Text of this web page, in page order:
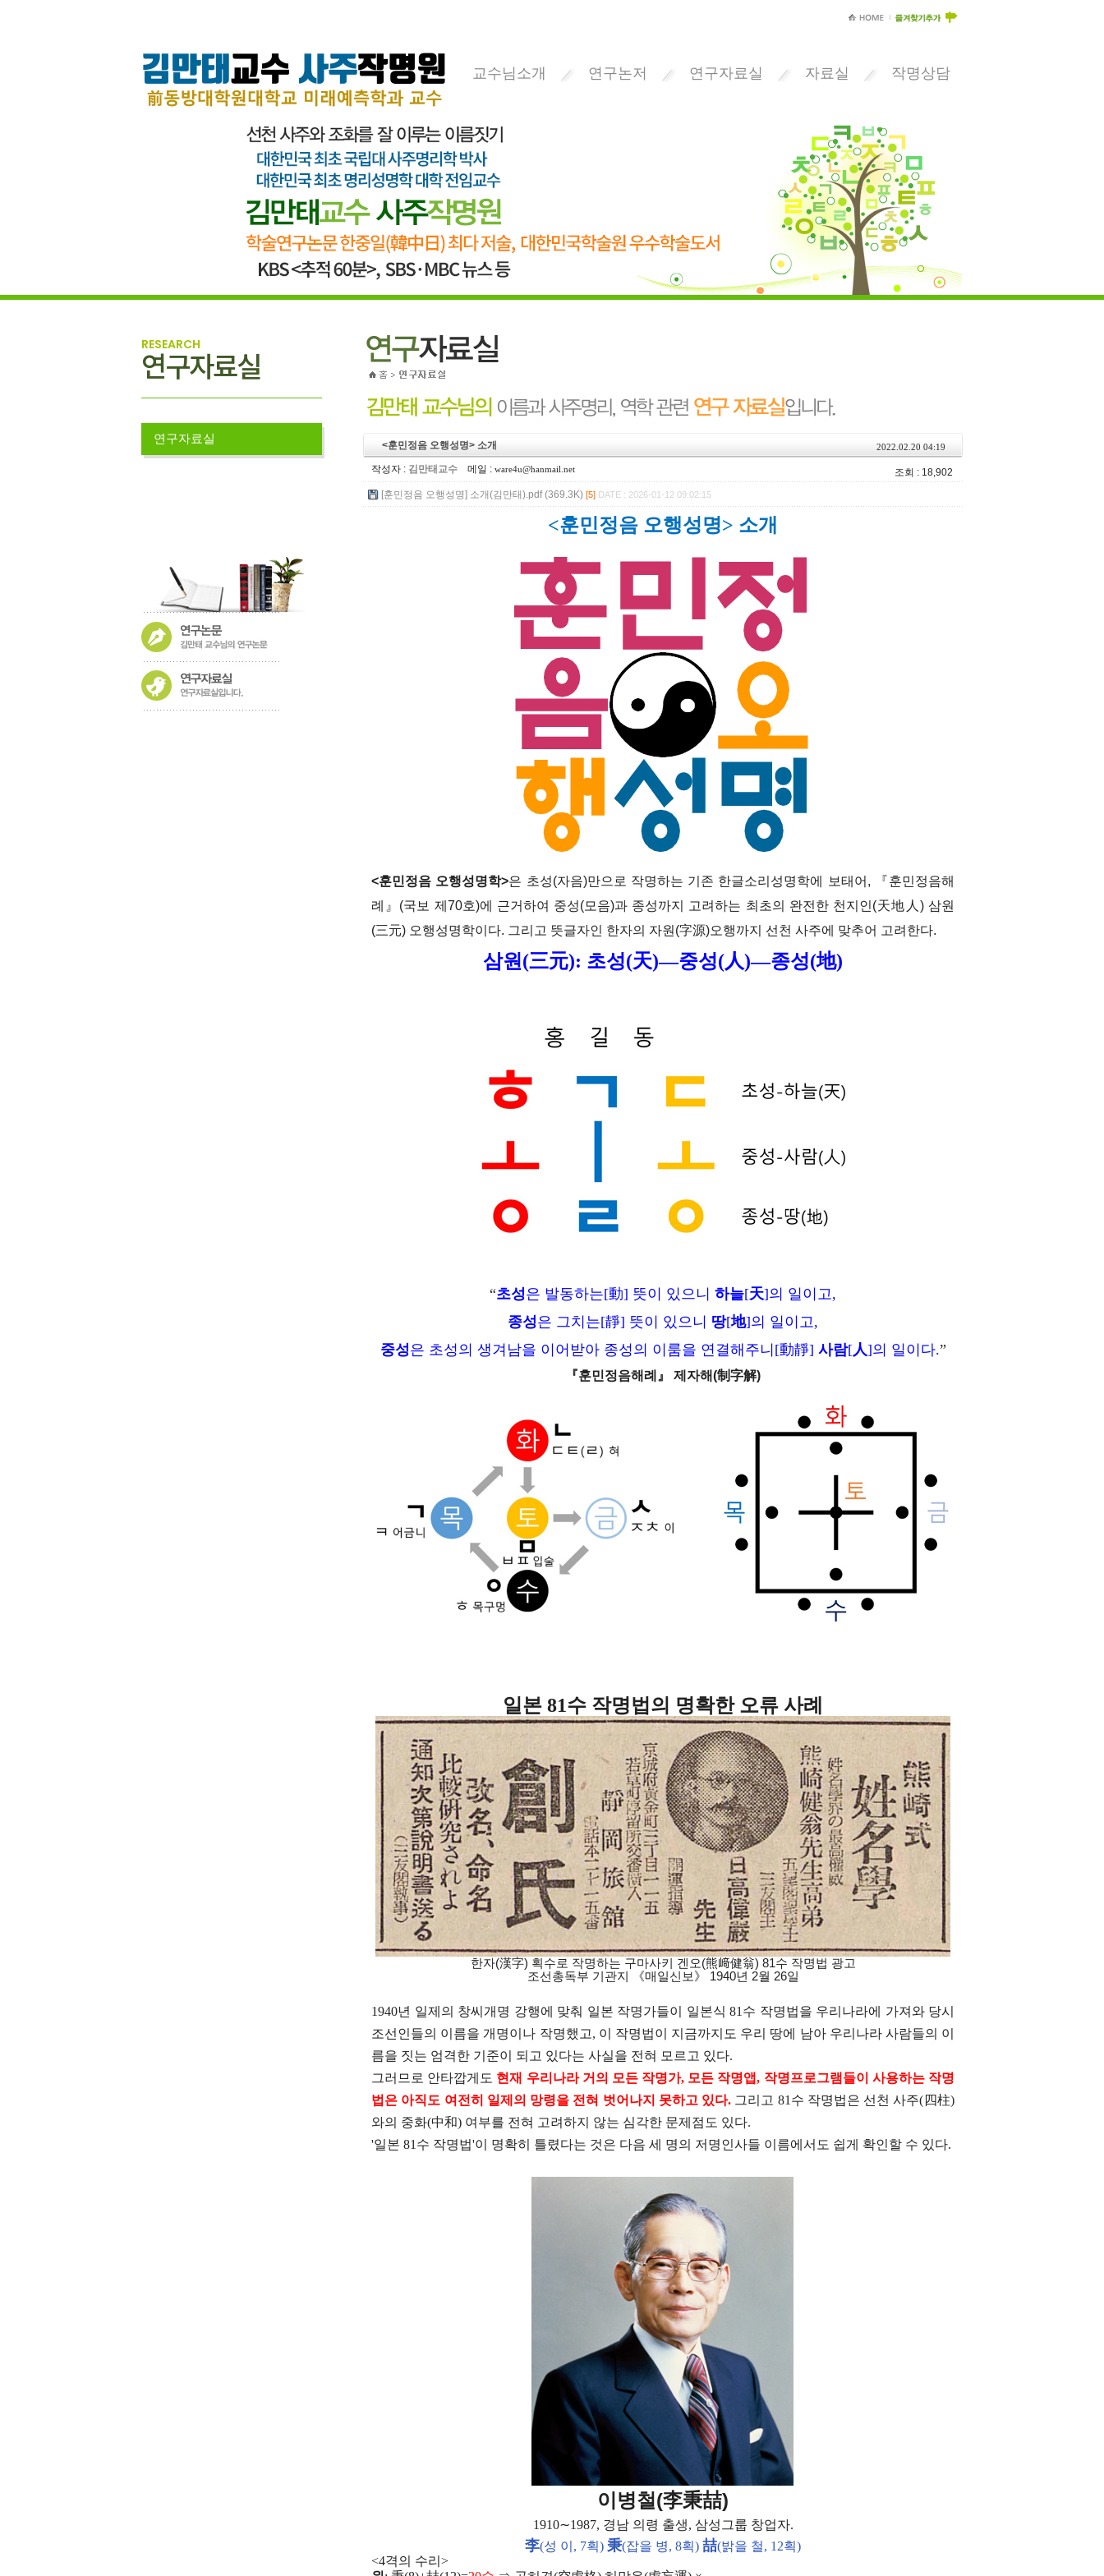
교수님소개 연구논저 연구자료실 자료실 작명상담
RESEARCH
연구자료실
연구자료실 <훈민정음 오행성명> 소개 2022.02.20 04:19
작성자 : 김만태교수 메일 : ware4u@hanmail.net
조회 : 18,902
[훈민정음 오행성명] 소개(김만태).pdf (369.3K) [5] DATE : 2026-01-12 09:02:15
<훈민정음 오행성명> 소개
<훈민정음 오행성명학>은 초성(자음)만으로 작명하는 기존 한글소리성명학에 보태어, 『훈민정음해
례』(국보 제70호)에 근거하여 중성(모음)과 종성까지 고려하는 최초의 완전한 천지인(天地人) 삼원
(三元) 오행성명학이다. 그리고 뜻글자인 한자의 자원(字源)오행까지 선천 사주에 맞추어 고려한다.
삼원(三元): 초성(天)―중성(人)―종성(地)
“초성은 발동하는[動] 뜻이 있으니 하늘[天]의 일이고,
종성은 그치는[靜] 뜻이 있으니 땅[地]의 일이고,
중성은 초성의 생겨남을 이어받아 종성의 이룸을 연결해주니[動靜] 사람[人]의 일이다.”
『훈민정음해례』 제자해(制字解)
일본 81수 작명법의 명확한 오류 사례
한자(漢字) 획수로 작명하는 구마사키 겐오(熊﨑健翁) 81수 작명법 광고
조선총독부 기관지 《매일신보》 1940년 2월 26일
1940년 일제의 창씨개명 강행에 맞춰 일본 작명가들이 일본식 81 수 작명법을 우리나라에 가져와 당시
조선인들의 이름을 개명이나 작명했고, 이 작명법이 지금까지도 우리 땅에 남아 우리나라 사람들의 이
름을 짓는 엄격한 기준이 되고 있다는 사실을 전혀 모르고 있다.
그러므로 안타깝게도 현재 우리나라 거의 모든 작명가, 모든 작명앱, 작명프로그램들이 사용하는 작명
법은 아직도 여전히 일제의 망령을 전혀 벗어나지 못하고 있다. 그리고 81 수 작명법은 선천 사주( 四柱)
와의 중화(中和) 여부를 전혀 고려하지 않는 심각한 문제점도 있다.
'일본 81 수 작명법'이 명확히 틀렸다는 것은 다음 세 명의 저명인사들 이름에서도 쉽게 확인할 수 있다.
이병철 (李秉喆)
1910∼1987, 경남 의령 출생, 삼성그룹 창업자.
李(성 이 , 7획) 秉(잡을 병, 8획) 喆(밝을 철, 12획)
<4격의 수리 >